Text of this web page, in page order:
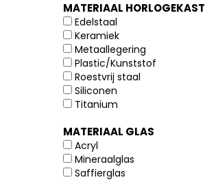
MATERIAAL HORLOGEKAST
Edelstaal
Keramiek
Metaallegering
Plastic/Kunststof
Roestvrij staal
Siliconen
Titanium
MATERIAAL GLAS
Acryl
Mineraalglas
Saffierglas